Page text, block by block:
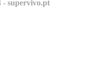
- supervivo.pt